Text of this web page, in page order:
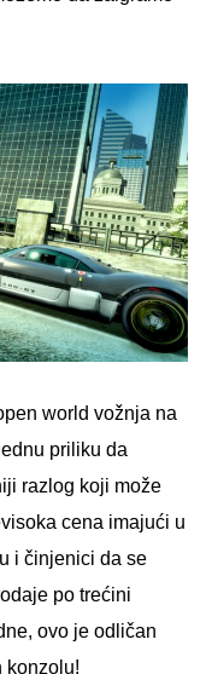
world vožnja na
priliku da
razlog koji može
cena imajući u
i činjenici da se
po trećini
ovo je odličan
konzolu!